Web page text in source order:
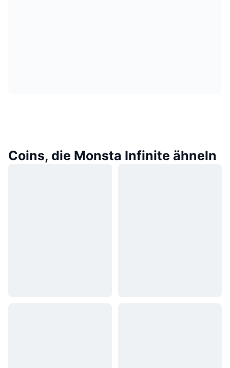
Coins, die Monsta Infinite ähneln